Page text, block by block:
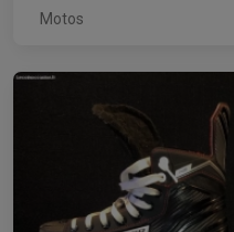
Motos